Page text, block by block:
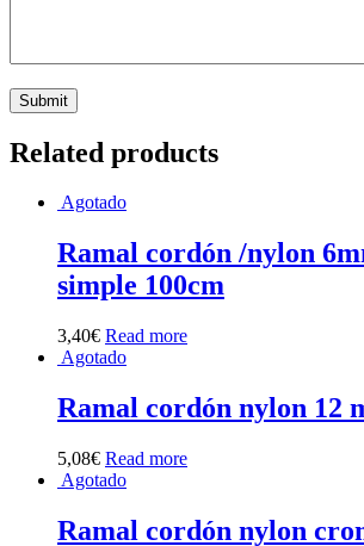
Related products
Agotado
Ramal cordón /nylon
simple 100cm
3,40€ Read more
Agotado
Ramal cordón nylon 12
5,08€ Read more
Agotado
Ramal cordón nylon